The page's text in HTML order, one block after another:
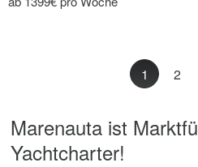
1 2
Marenauta ist
Yachtcharter!